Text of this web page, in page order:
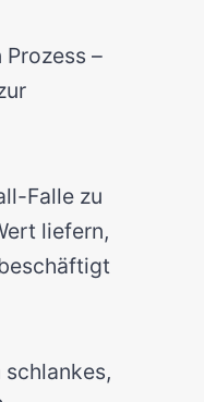
–
Falle zu
liefern,